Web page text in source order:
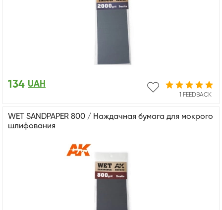
1 FEEDBACK
134 UAH
WET SANDPAPER 800 / Наждачная бумага для мокрого
шлифования